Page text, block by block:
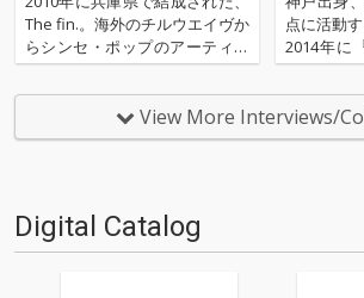
ジック
The fin.。海外のチルウエイヴか
らシンセ・ポップのアーティス
トに孤独や寂しさ、喜びなどの
情動を感じたことをきっかけ
に、邦ロックのフォーマットに
囚われず、海外を視野に入れた
点に活動
2014年に
nty』でデ
来、精力
彼らが、
なる2nd
View More Interviews/
Digital Catalog